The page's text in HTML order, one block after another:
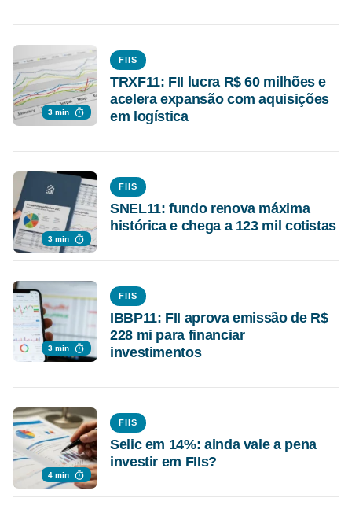
3 min
FIIS
TRXF11: FII lucra R$ 60 milhões e
acelera expansão com aquisições
em logística
3 min
FIIS
SNEL11: fundo renova máxima
histórica e chega a 123 mil cotistas
3 min
FIIS
IBBP11: FII aprova emissão de R$
228 mi para financiar
investimentos
4 min
FIIS
Selic em 14%: ainda vale a pena
investir em FIIs?